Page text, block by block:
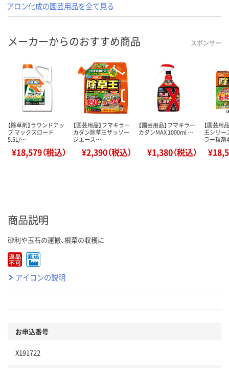
アロン化成の園芸用品を全て見る
メーカーからのおすすめ商品 スポンサー
【除草剤】ラウンドアッ
プ マックスロード
5.5L/…
¥18,579（税込）
【園芸用品】フマキラー
カダン除草王ザッソー
ジエース…
¥2,390（税込）
【園芸用品】フマキラー
カダンMAX 1000ml …
¥1,380（税込）
【園芸用
王シリ
ラー粒
商品説明
砂利や玉石の運搬、根菜の収穫に
アイコンの説明
お申込番号
X191722